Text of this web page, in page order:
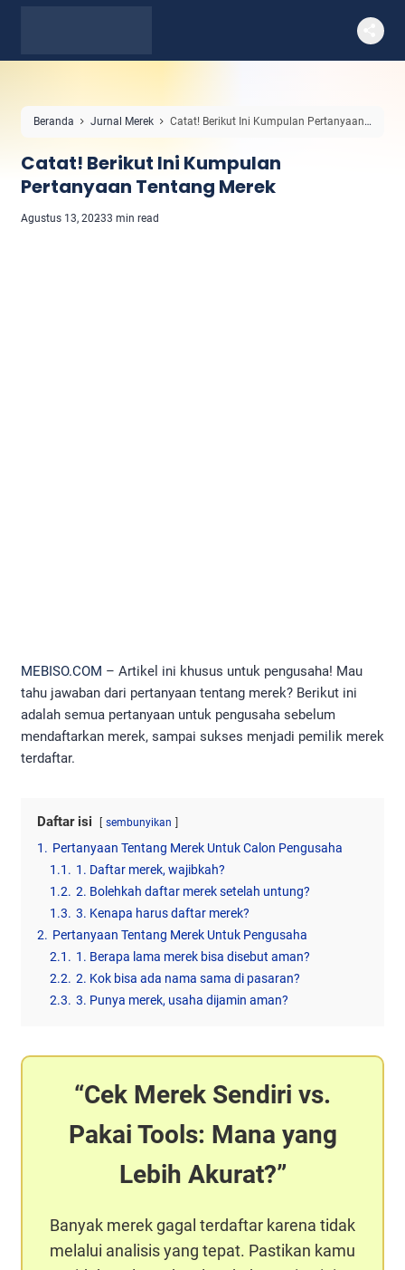
Beranda Jurnal Merek
Catat! Berikut Ini Kumpulan Pertanyaan
Catat! Berikut Ini Kumpulan
Pertanyaan Tentang Merek
Agustus 13, 20233 min read
MEBISO.COM – Artikel ini khusus untuk pengusaha! Mau
tahu jawaban dari pertanyaan tentang merek? Berikut ini
adalah semua pertanyaan untuk pengusaha sebelum
mendaftarkan merek, sampai sukses menjadi pemilik merek
terdaftar.
Daftar isi sembunyikan
1. Pertanyaan Tentang Merek Untuk Calon Pengusaha
1.1. 1. Daftar merek, wajibkah?
1.2. 2. Bolehkah daftar merek setelah untung?
1.3. 3. Kenapa harus daftar merek?
2. Pertanyaan Tentang Merek Untuk Pengusaha
2.1. 1. Berapa lama merek bisa disebut aman?
2.2. 2. Kok bisa ada nama sama di pasaran?
2.3. 3. Punya merek, usaha dijamin aman?
Cek Merek Sendiri vs.
Pakai Tools: Mana yang
Lebih Akurat?
Banyak merek gagal terdaftar karena tidak
melalui analisis yang tepat. Pastikan kamu